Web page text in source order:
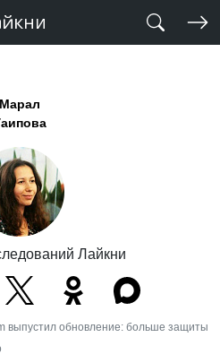
Марал
Лайкни
выпустил обновление: больше защиты